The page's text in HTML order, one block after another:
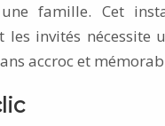
famille. Cet
invités nécessite
accroc et